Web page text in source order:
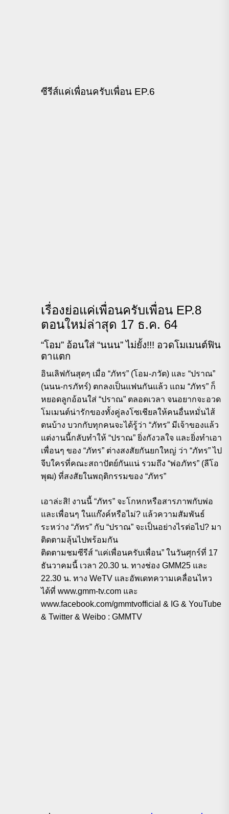
ซีรีส์แค่เพื่อนครับเพื่อน EP.6
เรื่องย่อแค่เพื่อนครับเพื่อน EP.8
ตอนใหม่ล่าสุด 17 ธ.ค. 64
“โอม” อ้อนใส่ “นนน” ไม่ยั้ง!!! อวดโมเมนต์ฟิน
ตาแตก
อินเลิฟกันสุดๆ เมื่อ “ภัทร” (โอม-ภวัต) และ “ปราณ”
(นนน-กรภัทร์) ตกลงเป็นแฟนกันแล้ว แถม “ภัทร” ก็
หยอดลูกอ้อนใส่ “ปราณ” ตลอดเวลา จนอยากจะอวด
โมเมนต์น่ารักของทั้งคู่ลงโซเชียลให้คนอื่นหมั่นไส้
ตนบ้าง บวกกับทุกคนจะได้รู้ว่า “ภัทร” มีเจ้าของแล้ว
แต่งานนี้กลับทำให้ “ปราณ” ยิ่งกังวลใจ และยิ่งทำเอา
เพื่อนๆ ของ “ภัทร” ต่างสงสัยกันยกใหญ่ ว่า “ภัทร” ไป
จีบใครที่คณะสถาปัตย์กันแน่ รวมถึง “พ่อภัทร” (ลีโอ
พุฒ) ที่สงสัยในพฤติกรรมของ “ภัทร”
เอาล่ะสิ! งานนี้ “ภัทร” จะโกหกหรือสารภาพกับพ่อ
และเพื่อนๆ ในแก๊งค์หรือไม่? แล้วความสัมพันธ์
ระหว่าง “ภัทร” กับ “ปราณ” จะเป็นอย่างไรต่อไป? มา
ติดตามลุ้นไปพร้อมกัน
ติดตามชมซีรีส์ “แค่เพื่อนครับเพื่อน” ในวันศุกร์ที่ 17
ธันวาคมนี้ เวลา 20.30 น. ทางช่อง GMM25 และ
22.30 น. ทาง WeTV และอัพเดทความเคลื่อนไหว
ได้ที่ www.gmm-tv.com และ
www.facebook.com/gmmtvofficial & IG & YouTube
& Twitter & Weibo : GMMTV